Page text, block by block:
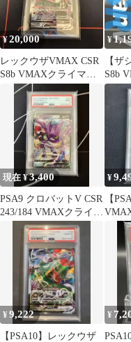
¥20,000
レックウザVMAX CSR
S8b VMAXクライマッ
クスPSA8
¥
【ザ
S8b
クス
現在 ¥3,400
PSA9 クロバットV CSR
243/184 VMAXクライマ
ックス
¥
【
¥9,222
【PSA10】レックウザ
¥